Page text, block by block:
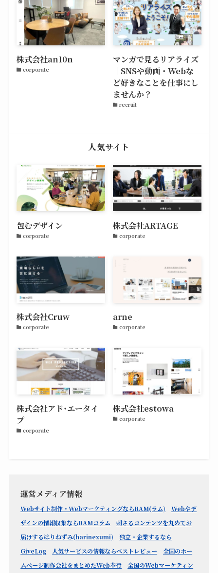
株式会社an10n
corporate
マンガで見るリアライズ
｜SNSや動画・Webな
ど好きなことを仕事にし
ませんか？
recruit
人気サイト
包むデザイン
corporate
株式会社ARTAGE
corporate
株式会社Cruw
corporate
arne
corporate
株式会社アド･エータイ
プ
corporate
株式会社estowa
corporate
運営メディア情報
Webサイト制作・WebマーケティングならRAM(ラム)
Webやデ
ザインの情報収集ならRAMコラム
刺さるコンテンツを丸めてお
届けするはりねずみ(harinezumi)
独立・企業するなら
GiveLog
人気サービスの情報ならベストレビュー
全国のホー
ムページ制作会社をまとめたWeb奉行
全国のWebマーケティン